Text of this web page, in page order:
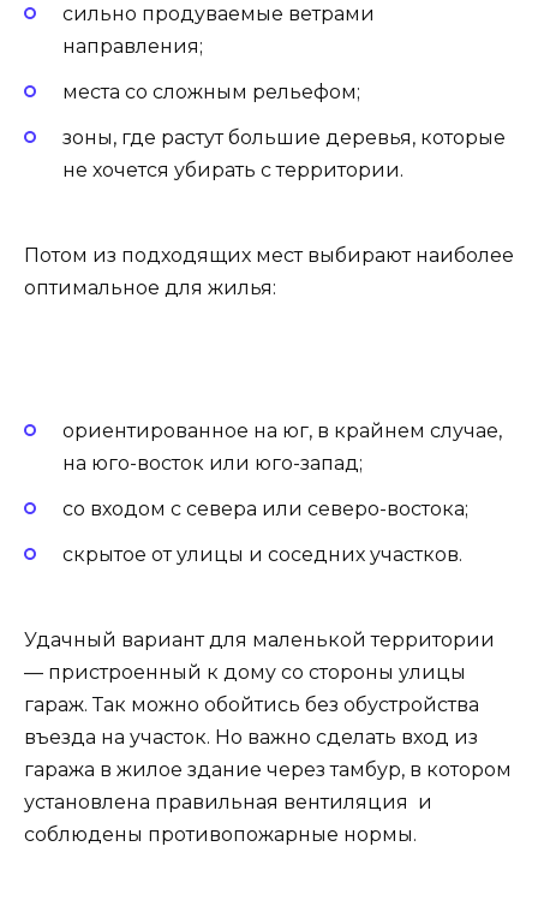
сильно продуваемые ветрами
направления;
места со сложным рельефом;
зоны, где растут большие деревья, которые
не хочется убирать с территории.
Потом из подходящих мест выбирают наиболее
оптимальное для жилья:
ориентированное на юг, в крайнем случае,
на юго-восток или юго-запад;
со входом с севера или северо-востока;
скрытое от улицы и соседних участков.
Удачный вариант для маленькой территории
— пристроенный к дому со стороны улицы
гараж. Так можно обойтись без обустройства
въезда на участок. Но важно сделать вход из
гаража в жилое здание через тамбур, в котором
установлена правильная вентиляция и
соблюдены противопожарные нормы.